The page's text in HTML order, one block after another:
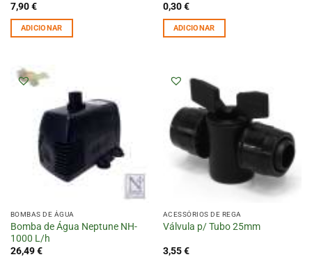
7,90€
ADICIONAR
0,30€
ADICIONAR
BOMBAS DE ÁGUA
Bomba de Água Neptune NH-
1000 L/h
26,49€
ACESSÓRIOS DE REGA
Válvula p/ Tubo 25mm
3,55€